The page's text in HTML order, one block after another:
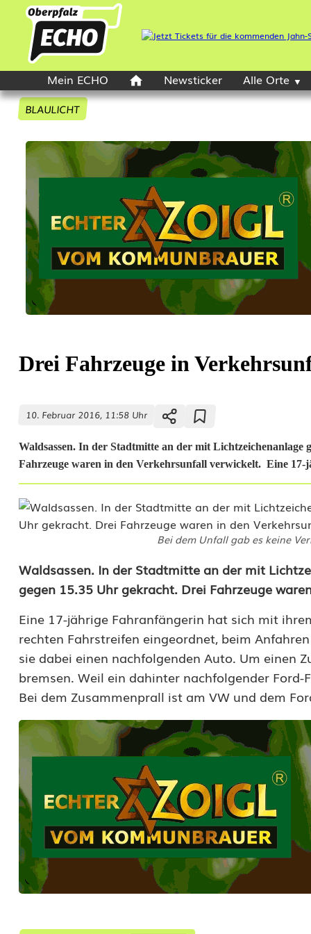
Mein ECHO Newsticker Alle Orte
BLAULICHT
Drei Fahrzeuge in
10. Februar 2016, 11:58 Uhr
Waldsassen. In der Stadtmitte an der mit
Fahrzeuge waren in den Verkehrsunfall verwickelt. Eine
Bei dem Unfall gab es keine
D
r
e
i
F
a
h
r
z
e
u
g
e
Waldsassen. In der Stadtmitte an der mit
gegen 15.35 Uhr gekracht. Drei Fahrzeuge
Eine 17-jährige Fahranfängerin hat sich mit
rechten Fahrstreifen eingeordnet, beim
sie dabei einen nachfolgenden Auto. Um einen
bremsen. Weil ein dahinter nachfolgender
Bei dem Zusammenprall ist am VW und dem